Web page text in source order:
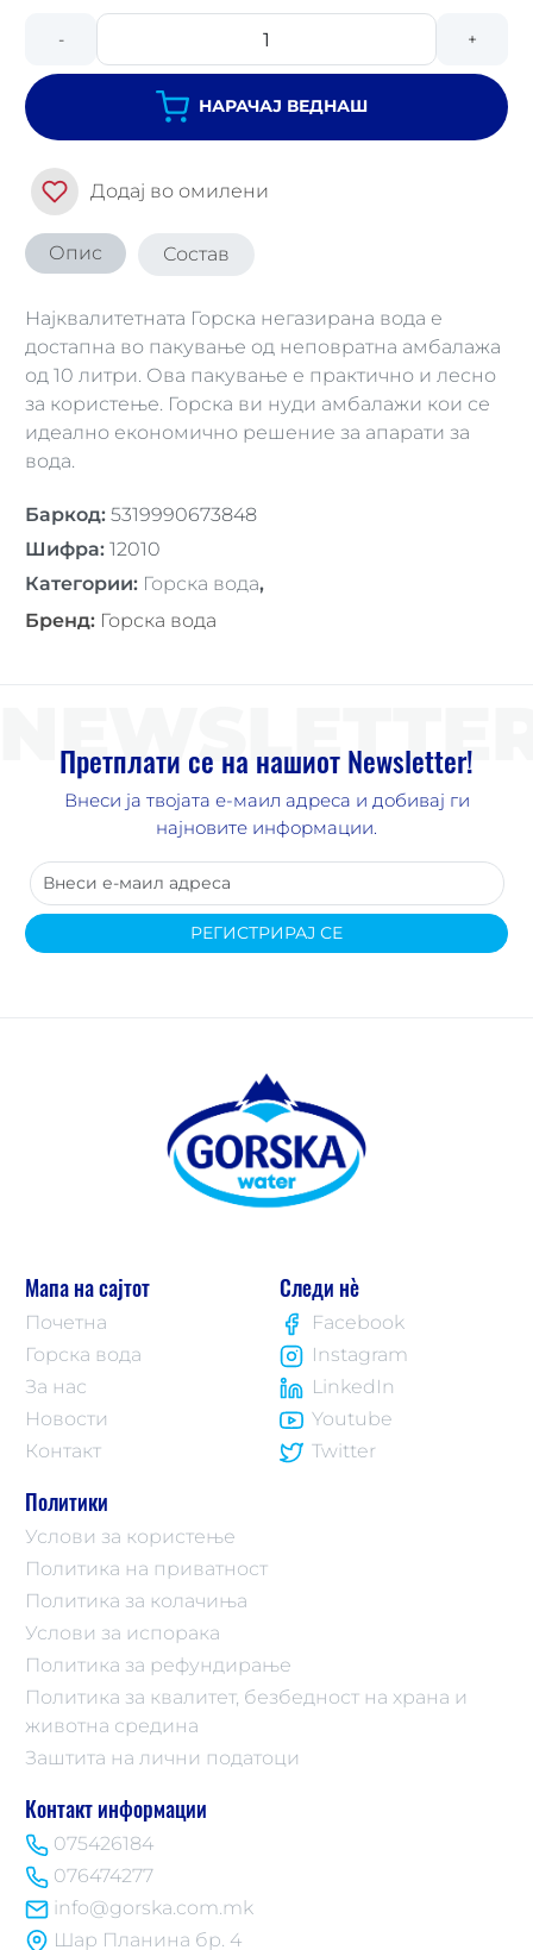
- +
НАРАЧАЈ ВЕДНАШ
Додај во омилени
Опис Состав
Најквалитетната Горска негазирана вода е
достапна во пакување од неповратна амбалажа
од 10 литри. Ова пакување е практично и лесно
за користење. Горска ви нуди амбалажи кои се
идеално економично решение за апарати за
вода.
Баркод: 5319990673848
Шифра: 12010
Категории: Горска вода,
Бренд: Горска вода
Претплати се на нашиот Newsletter!
Внеси ја твојата е-маил адреса и добивај ги
најновите информации.
РЕГИСТРИРАЈ СЕ
Мапа на сајтот
Почетна
Горска вода
За нас
Новости
Контакт
Политики
Услови за користење
Политика на приватност
Политика за колачиња
Услови за испорака
Политика за рефундирање
Политика за квалитет, безбедност на храна и
животна средина
Заштита на лични податоци
Контакт информации
075426184
076474277
info@gorska.com.mk
Шар Планина бр. 4
Следи нè
Facebook
Instagram
LinkedIn
Youtube
Twitter